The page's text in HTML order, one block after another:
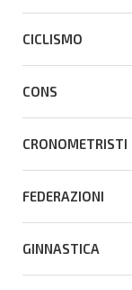
CICLISMO
CONS
CRONOMETRISTI
FEDERAZIONI
GINNASTICA